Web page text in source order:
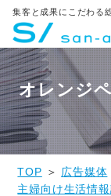
集客と成果にこだわる
オレンジ
TOP ＞ 広告媒体
主婦向け生活情報